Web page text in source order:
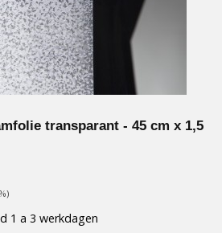
transparant - 45 cm x 1,5
1 a 3 werkdagen